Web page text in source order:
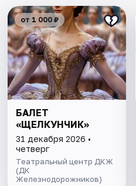
от 1 000 ₽
БАЛЕТ
«ЩЕЛКУНЧИК»
31 декабря 2026 •
четверг
Театральный центр ДКЖ
(ДК
Железнодорожников)